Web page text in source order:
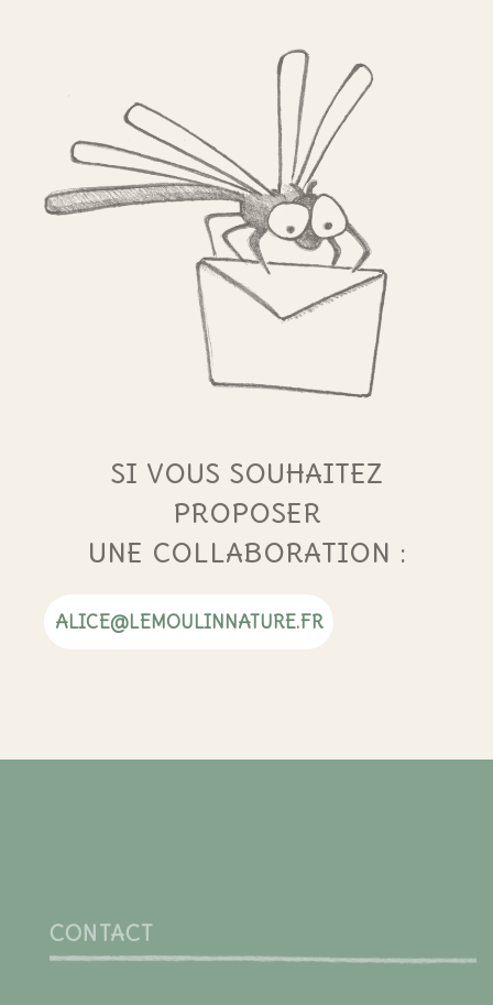
SI VOUS SOUHAITEZ
PROPOSER
UNE COLLABORATION :
ALICE@LEMOULINNATURE.FR
CONTACT